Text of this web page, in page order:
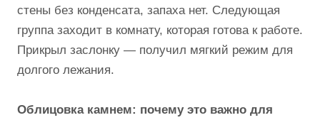
стены без конденсата, запаха нет. Следующая
группа заходит в комнату, которая готова к работе.
Прикрыл заслонку — получил мягкий режим для
долгого лежания.
Облицовка камнем: почему это важно для